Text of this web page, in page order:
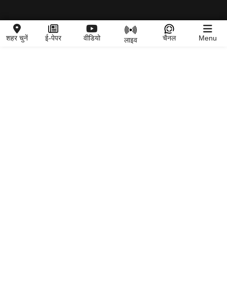
शहर चुनें ई-पेपर वीडियो लाइव चैनल Menu